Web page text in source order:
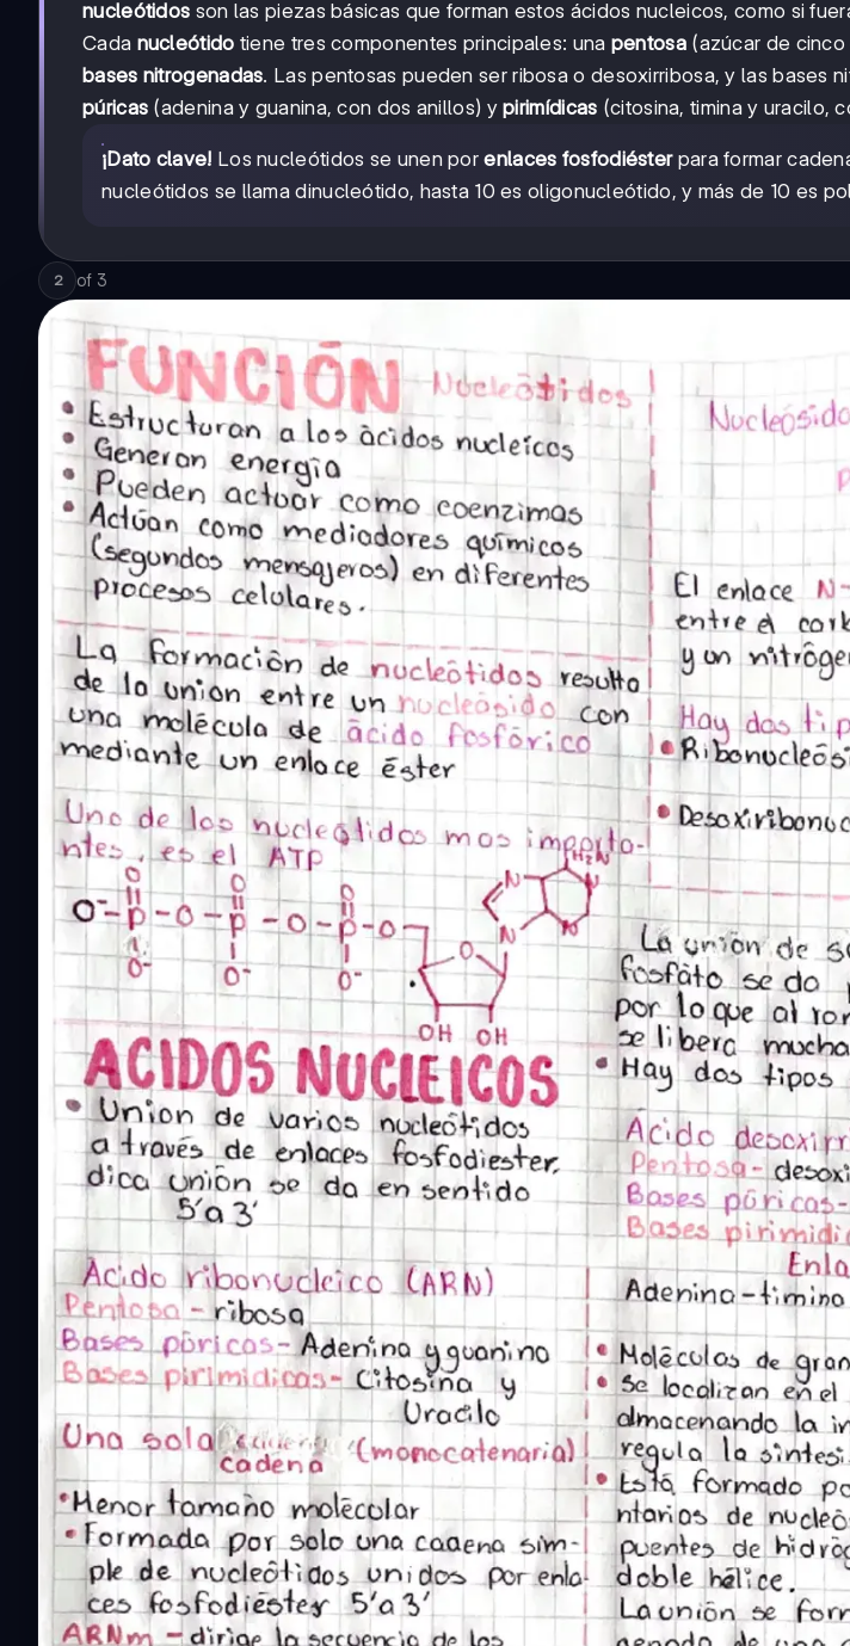
nucleótidos son las piezas básicas que forman estos ácidos nucleicos, como si
Cada nucleótido tiene tres componentes principales: una pentosa(azúcar de cinco
bases nitrogenadas. Las pentosas pueden ser ribosa o desoxirribosa, y las bases
púricas (adenina y guanina, con dos anillos) ypirimídicas (citosina, timina y uracilo,
¡Dato clave! Los nucleótidos se unen porenlaces fosfodiésterpara formar
nucleótidos se llama dinucleótido, hasta 10 es oligonucleótido, y más de 10 es
2 of 3